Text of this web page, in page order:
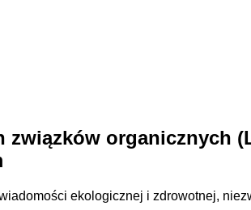
związków organicznych
ekologicznej i zdrowotnej,